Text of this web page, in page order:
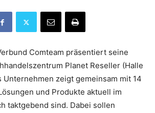
Comteam präsentiert seine
Planet Reseller (Halle
Unternehmen zeigt gemeinsam mit 14
und Produkte aktuell im
taktgebend sind. Dabei sollen